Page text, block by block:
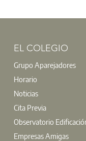
EL COLEGIO
Grupo Aparejadores
Horario
Noticias
Cita Previa
Observatorio
Empresas Amigas